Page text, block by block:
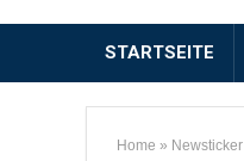
STARTSEITE
Home » Newsticker